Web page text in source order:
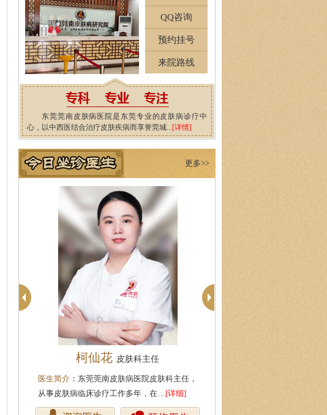
QQ咨询
预约挂号
来院路线
东莞莞南皮肤病医院是东莞专业的皮肤病诊疗中
心，以中西医结合治疗皮肤疾病而享誉莞城...[详情]
更多>>
殷芳 皮肤科主任
医生简介 ：从事皮肤病临床工作近十年，始终
坚持中医理论与实践相结合治疗皮…[详细]